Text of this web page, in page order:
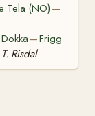
Tela (NO)—
Dokka—Frigg
Risdal